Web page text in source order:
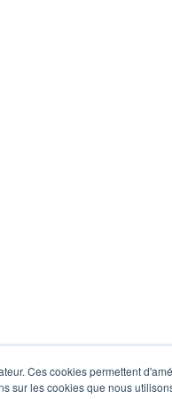
Ces cookies permettent
sur les cookies que nous